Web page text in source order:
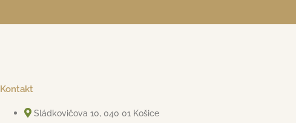
Kontakt
Sládkovičova 10, 040 01 Košice